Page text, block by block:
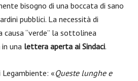
bisogno di una boccata di sano
pubblici. La necessità di
causa “verde” la sottolinea
in una lettera aperta ai Sindaci.
«Queste lunghe e